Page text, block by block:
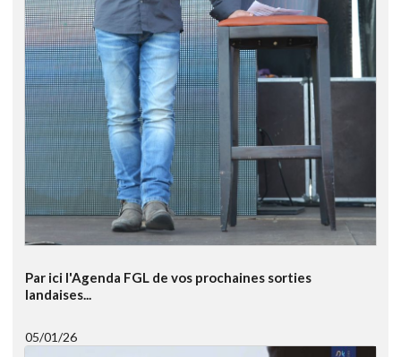
Par ici l'Agenda FGL de vos prochaines sorties
landaises...
05/01/26